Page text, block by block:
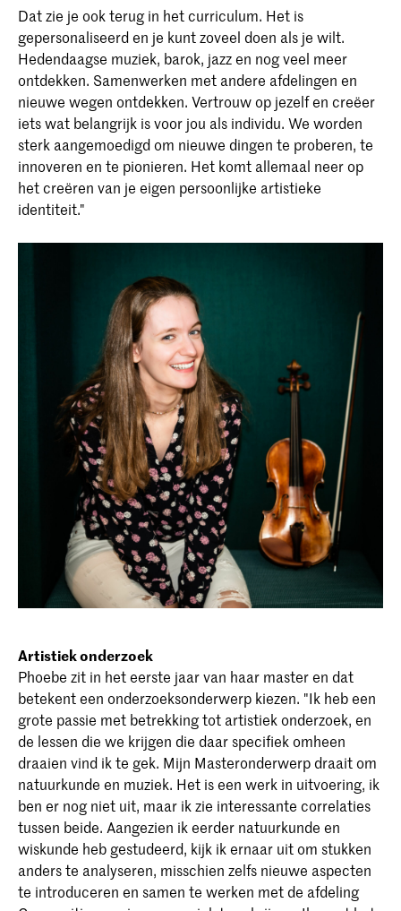
Dat zie je ook terug in het curriculum. Het is
gepersonaliseerd en je kunt zoveel doen als je wilt.
Hedendaagse muziek, barok, jazz en nog veel meer
ontdekken. Samenwerken met andere afdelingen en
nieuwe wegen ontdekken. Vertrouw op jezelf en creëer
iets wat belangrijk is voor jou als individu. We worden
sterk aangemoedigd om nieuwe dingen te proberen, te
innoveren en te pionieren. Het komt allemaal neer op
het creëren van je eigen persoonlijke artistieke
identiteit."
Artistiek onderzoek
Phoebe zit in het eerste jaar van haar master en dat
betekent een onderzoeksonderwerp kiezen. "Ik heb een
grote passie met betrekking tot artistiek onderzoek, en
de lessen die we krijgen die daar specifiek omheen
draaien vind ik te gek. Mijn Masteronderwerp draait om
natuurkunde en muziek. Het is een werk in uitvoering, ik
ben er nog niet uit, maar ik zie interessante correlaties
tussen beide. Aangezien ik eerder natuurkunde en
wiskunde heb gestudeerd, kijk ik ernaar uit om stukken
anders te analyseren, misschien zelfs nieuwe aspecten
te introduceren en samen te werken met de afdeling